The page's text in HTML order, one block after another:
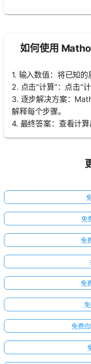
如何使用
1. 输入数值：将已知的
2. 点击“计算”：点击“
3. 逐步解决方案：
解释每个步骤。
4. 最终答案：查看计
免
免
免
免费